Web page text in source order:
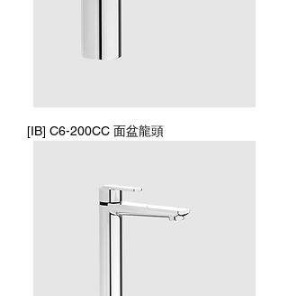
[IB] C6-200CC 面盆龍頭